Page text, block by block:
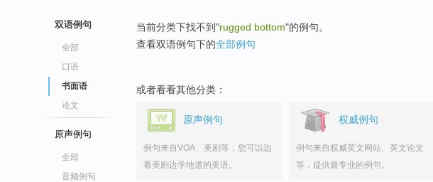
双语例句
全部
口语
书面语
论文
原声例句
全部
音频例句
当前分类下找不到"rugged bottom"的例句。
查看双语例句下的全部例句
或者看看其他分类：
原声例句
例句来自VOA、美剧等，您可以边
看美剧边学地道的美语。
权威例句
例句来自权威英文网站、英文论文
等，提供最专业的例句。